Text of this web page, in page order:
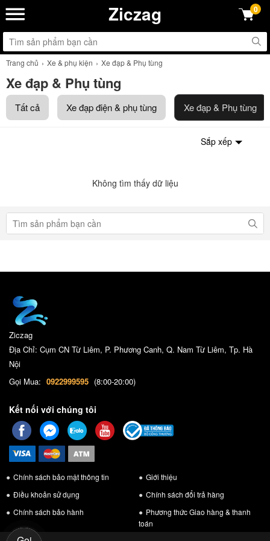
Ziczag 0
Trang chủ Xe & phụ kiện Xe đạp & Phụ tùng
Xe đạp & Phụ tùng
Tất cả Xe đạp điện & phụ tùng Xe đạp & Phụ tùng
Sắp xếp
Không tìm thấy dữ liệu
Ziczag
Địa Chỉ: Cụm CN Từ Liêm, P. Phương Canh, Q. Nam Từ Liêm, Tp. Hà
Nội
Gọi Mua: 0922999595 (8:00-20:00)
Kết nối với chúng tôi
Chính sách bảo mật thông tin
Giới thiệu
Điều khoản sử dụng
Chính sách đổi trả hàng
Chính sách bảo hành
Phương thức Giao hàng & thanh
toán